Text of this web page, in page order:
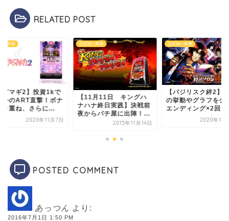
RELATED POST
設定狙い稼働
【11月11日 キングハ
ナハナ終日実践】決戦前
夜からパチ屋に出陣！...
2015年11月14日
設定狙い稼働
【バジリスク絆2】設定6
の挙動やグラフを公開！
エンディング×2回を...
2020年10月13日
設定狙い稼働
【まどマ
まさかの
連打を重
POSTED COMMENT
あっつん より:
2016年7月1日 1:50 PM